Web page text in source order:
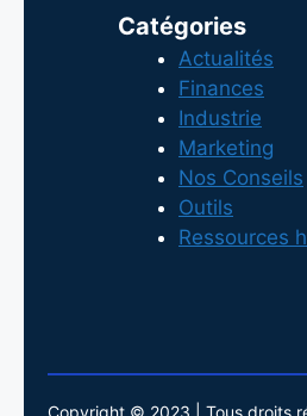
Catégories
Actualités
Finances
Industrie
Marketing
Nos Conseils
Outils
Ressources